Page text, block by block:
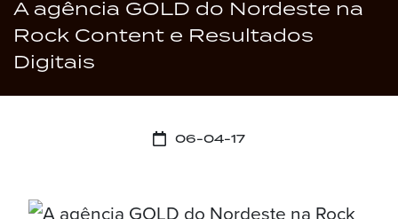
A agência GOLD do Nordeste na
Rock Content e Resultados
Digitais
06-04-17